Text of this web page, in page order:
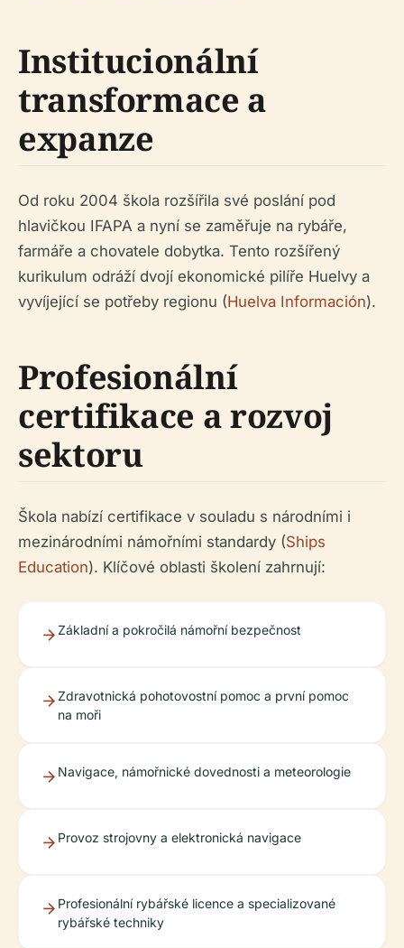
Institucionální
transformace a
expanze
Od roku 2004 škola rozšířila své poslání pod
hlavičkou IFAPA a nyní se zaměřuje na rybáře,
farmáře a chovatele dobytka. Tento rozšířený
kurikulum odráží dvojí ekonomické pilíře Huelvy a
vyvíjející se potřeby regionu (Huelva Información).
Profesionální
certifikace a rozvoj
sektoru
Škola nabízí certifikace v souladu s národními i
mezinárodními námořními standardy (Ships
Education). Klíčové oblasti školení zahrnují:
Základní a pokročilá námořní bezpečnost
Zdravotnická pohotovostní pomoc a první pomoc
na moři
Navigace, námořnické dovednosti a meteorologie
Provoz strojovny a elektronická navigace
Profesionální rybářské licence a specializované
rybářské techniky